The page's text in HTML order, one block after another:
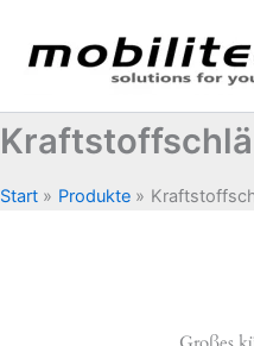
Inhalt
springen
Start Produkte